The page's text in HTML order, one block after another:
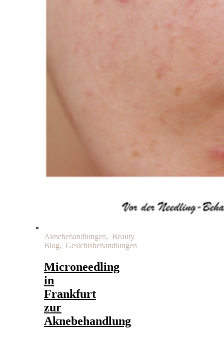
Aknebehandlungen, Beauty
Blog, Gesichtsbehandlungen
Microneedling
in
Frankfurt
zur
Aknebehandlung